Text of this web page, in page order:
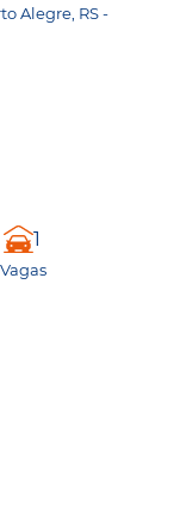
Alegre, RS -
1
Vagas